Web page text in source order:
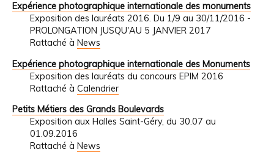
Expérience photographique internationale des monuments
Exposition des lauréats 2016. Du 1/9 au 30/11/2016 -
PROLONGATION JUSQU'AU 5 JANVIER 2017
Rattaché à News
Expérience photographique internationale des Monuments
Exposition des lauréats du concours EPIM 2016
Rattaché à Calendrier
Petits Métiers des Grands Boulevards
Exposition aux Halles Saint-Géry, du 30.07 au
01.09.2016
Rattaché à News